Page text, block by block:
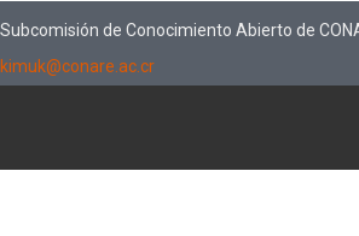
Subcomisión de Conocimiento Abierto de
kimuk@conare.ac.cr